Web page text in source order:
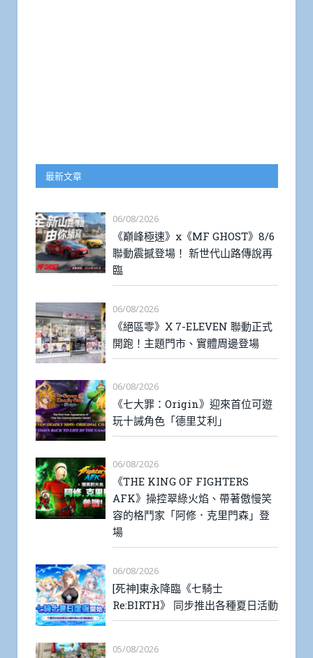
最新文章
06/08/2026
《巔峰極速》x《MF GHOST》8/6
聯動震撼登場！ 新世代山路傳說再
臨
06/08/2026
《絕區零》X 7-ELEVEN 聯動正式
開跑！主題門市、實體周邊登場
06/08/2026
《七大罪：Origin》迎來首位可遊
玩十誡角色「德里艾利」
06/08/2026
《THE KING OF FIGHTERS
AFK》操控翠綠火焰、帶著傲慢笑
容的格鬥家「阿修．克里門森」登
場
06/08/2026
[死神]東永降臨《七騎士
Re:BIRTH》 同步推出各種夏日活動
05/08/2026